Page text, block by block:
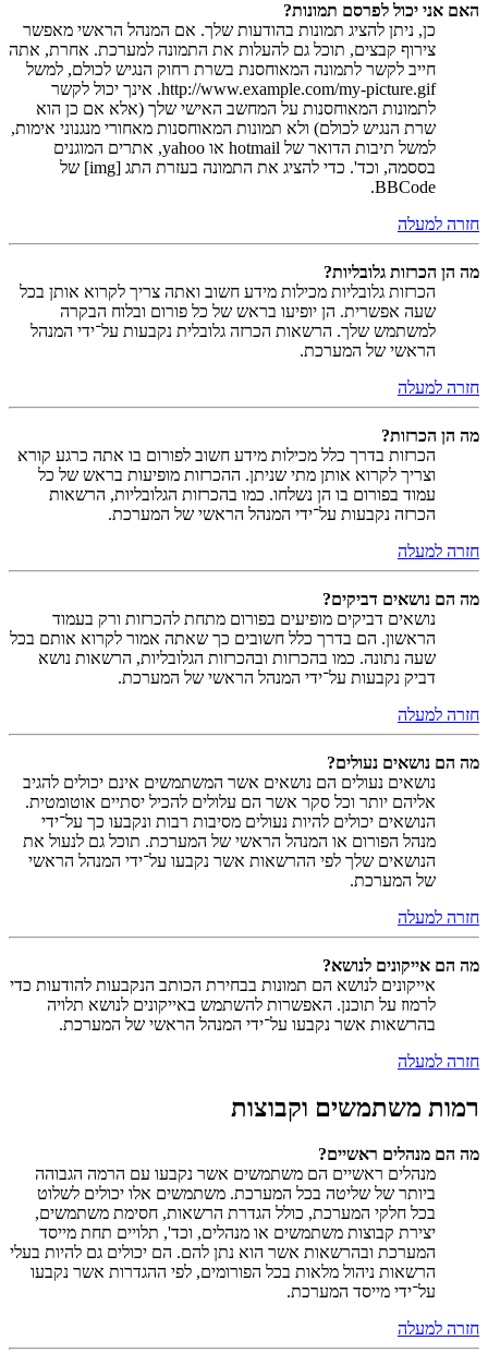
האם אני יכול לפרסם תמונות?
כן, ניתן להציג תמונות בהודעות שלך. אם המנהל הראשי מאפשר
צירוף קבצים, תוכל גם להעלות את התמונה למערכת. אחרת, אתה
חייב לקשר לתמונה המאוחסנת בשרת רחוק הנגיש לכולם, למשל
http://www.example.com/my-picture.gif. אינך יכול לקשר
לתמונות המאוחסנות על המחשב האישי שלך (אלא אם כן הוא
שרת הנגיש לכולם) ולא תמונות המאוחסנות מאחורי מנגנוני אימות,
למשל תיבות הדואר של hotmail או yahoo, אתרים המוגנים
בססמה, וכד'. כדי להציג את התמונה בעזרת התג [img] של
BBCode.
חזרה למעלה
מה הן הכרזות גלובליות?
הכרזות גלובליות מכילות מידע חשוב ואתה צריך לקרוא אותן בכל
שעה אפשרית. הן יופיעו בראש של כל פורום ובלוח הבקרה
למשתמש שלך. הרשאות הכרזה גלובלית נקבעות על־ידי המנהל
הראשי של המערכת.
חזרה למעלה
מה הן הכרזות?
הכרזות בדרך כלל מכילות מידע חשוב לפורום בו אתה כרגע קורא
וצריך לקרוא אותן מתי שניתן. ההכרזות מופיעות בראש של כל
עמוד בפורום בו הן נשלחו. כמו בהכרזות הגלובליות, הרשאות
הכרזה נקבעות על־ידי המנהל הראשי של המערכת.
חזרה למעלה
מה הם נושאים דביקים?
נושאים דביקים מופיעים בפורום מתחת להכרזות ורק בעמוד
הראשון. הם בדרך כלל חשובים כך שאתה אמור לקרוא אותם בכל
שעה נתונה. כמו בהכרזות ובהכרזות הגלובליות, הרשאות נושא
דביק נקבעות על־ידי המנהל הראשי של המערכת.
חזרה למעלה
מה הם נושאים נעולים?
נושאים נעולים הם נושאים אשר המשתמשים אינם יכולים להגיב
אליהם יותר וכל סקר אשר הם עלולים להכיל יסתיים אוטומטית.
הנושאים יכולים להיות נעולים מסיבות רבות ונקבעו כך על־ידי
מנהל הפורום או המנהל הראשי של המערכת. תוכל גם לנעול את
הנושאים שלך לפי ההרשאות אשר נקבעו על־ידי המנהל הראשי
של המערכת.
חזרה למעלה
מה הם אייקונים לנושא?
אייקונים לנושא הם תמונות בבחירת הכותב הנקבעות להודעות כדי
לרמוז על תוכנן. האפשרות להשתמש באייקונים לנושא תלויה
בהרשאות אשר נקבעו על־ידי המנהל הראשי של המערכת.
חזרה למעלה
רמות משתמשים וקבוצות
מה הם מנהלים ראשיים?
מנהלים ראשיים הם משתמשים אשר נקבעו עם הרמה הגבוהה
ביותר של שליטה בכל המערכת. משתמשים אלו יכולים לשלוט
בכל חלקי המערכת, כולל הגדרת הרשאות, חסימת משתמשים,
יצירת קבוצות משתמשים או מנהלים, וכד', תלויים תחת מייסד
המערכת ובהרשאות אשר הוא נתן להם. הם יכולים גם להיות בעלי
הרשאות ניהול מלאות בכל הפורומים, לפי ההגדרות אשר נקבעו
על־ידי מייסד המערכת.
חזרה למעלה